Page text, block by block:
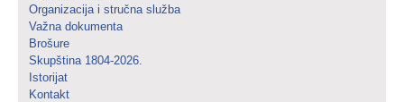
Organizacija i stručna služba
Važna dokumenta
Brošure
Skupština 1804-2026.
Istorijat
Kontakt